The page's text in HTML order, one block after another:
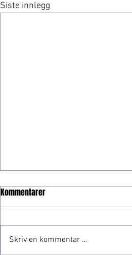
Siste innlegg
Kommentarer
Skriv en kommentar …